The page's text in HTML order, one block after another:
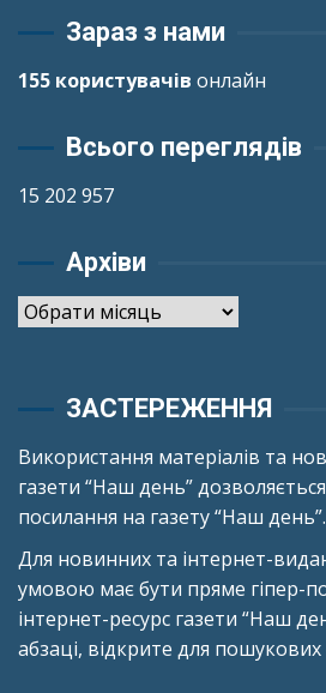
Зараз з нами
155 користувачів онлайн
Всього переглядів
15 202 957
Архіви
Архіви
ЗАСТЕРЕЖЕННЯ
Використання матеріалів та
газети “Наш день”
посилання на газету “Наш день”.
Для новинних та інтернет-
умовою має бути пряме гіпер-
інтернет-ресурс газети “Наш
абзаці, відкрите для пошукових